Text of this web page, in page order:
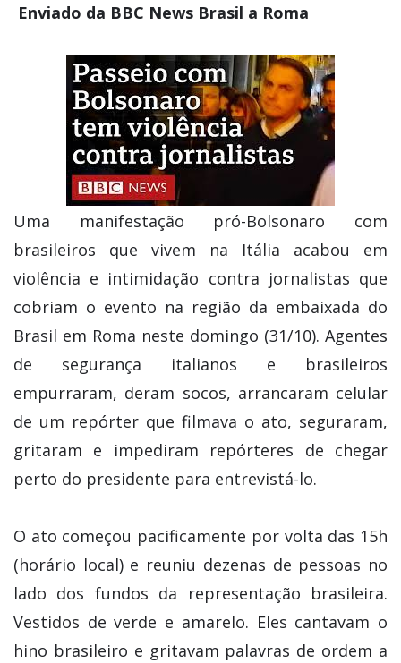
Enviado da BBC News Brasil a Roma
Uma manifestação pró-Bolsonaro com
brasileiros que vivem na Itália acabou em
violência e intimidação contra jornalistas que
cobriam o evento na região da embaixada do
Brasil em Roma neste domingo (31/10). Agentes
de segurança italianos e brasileiros
empurraram, deram socos, arrancaram celular
de um repórter que filmava o ato, seguraram,
gritaram e impediram repórteres de chegar
perto do presidente para entrevistá-lo.
O ato começou pacificamente por volta das 15h
(horário local) e reuniu dezenas de pessoas no
lado dos fundos da representação brasileira.
Vestidos de verde e amarelo. Eles cantavam o
hino brasileiro e gritavam palavras de ordem a